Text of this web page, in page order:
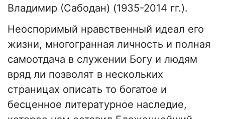
Владимир (Сабодан) (1935-2014 гг.).
Неоспоримый нравственный идеал его
жизни, многогранная личность и полная
самоотдача в служении Богу и людям
вряд ли позволят в нескольких
страницах описать то богатое и
бесценное литературное наследие,